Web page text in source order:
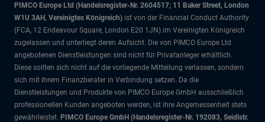
PIMCO Europe Ltd (Handelsregister-Nr. 2604517; 11 Baker Street, London
W1U 3AH, Vereinigtes Königreich) ist von der Financial Conduct Authority
(FCA, 12 Endeavour Square, London E20 1JN) im Vereinigten Königreich
zugelassen und unterliegt deren Aufsicht. Die von PIMCO Europe Ltd
angebotenen Dienstleistungen sind nicht für Privatanleger erhältlich.
Diese sollten sich nicht auf die vorliegende Mitteilung verlassen, sondern
sich mit ihrem Finanzberater in Verbindung setzen. Da die
Dienstleistungen und Produkte von PIMCO Europe GmbH ausschließlich
professionellen Kunden angeboten werden, ist ihre Angemessenheit stets
gewährleistet. PIMCO Europe GmbH (Handelsregister-Nr. 192083, Seidlstr.